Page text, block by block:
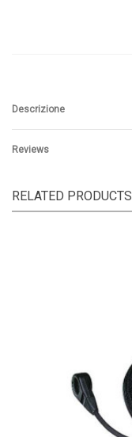
Descrizione
Reviews
RELATED PRODUCTS